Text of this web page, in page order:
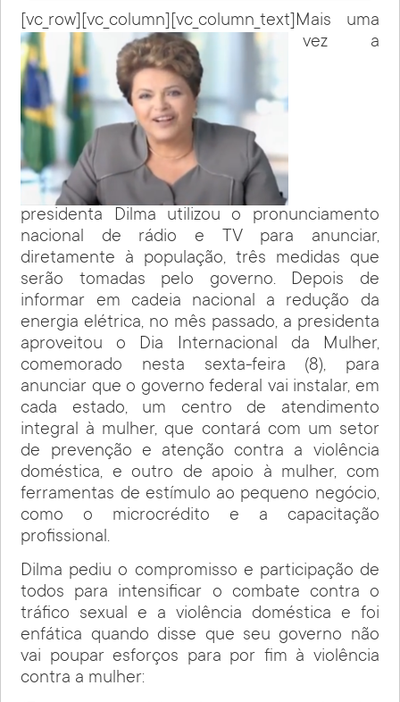
[vc_row][vc_column][vc_column_text] Mais uma
vez a
presidenta Dilma utilizou o pronunciamento
nacional de rádio e TV para anunciar,
diretamente à população, três medidas que
serão tomadas pelo governo. Depois de
informar em cadeia nacional a redução da
energia elétrica, no mês passado, a presidenta
aproveitou o Dia Internacional da Mulher,
comemorado nesta sexta-feira (8), para
anunciar que o governo federal vai instalar, em
cada estado, um centro de atendimento
integral à mulher, que contará com um setor
de prevenção e atenção contra a violência
doméstica, e outro de apoio à mulher, com
ferramentas de estímulo ao pequeno negócio,
como o microcrédito e a capacitação
profissional.
Dilma pediu o compromisso e participação de
todos para intensificar o combate contra o
tráfico sexual e a violência doméstica e foi
enfática quando disse que seu governo não
vai poupar esforços para por fim à violência
contra a mulher: